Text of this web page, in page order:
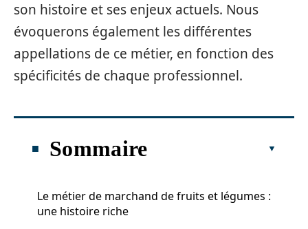
son histoire et ses enjeux actuels. Nous
évoquerons également les différentes
appellations de ce métier, en fonction des
spécificités de chaque professionnel.
Sommaire
Le métier de marchand de fruits et légumes :
une histoire riche